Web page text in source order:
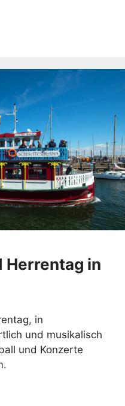
Herrentag in
in
und musikalisch
und Konzerte